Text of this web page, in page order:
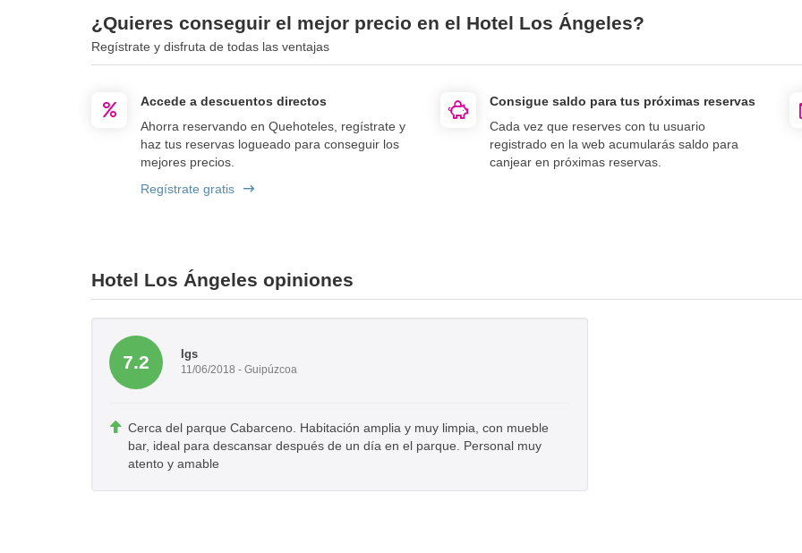
¿Quieres conseguir el mejor precio en el Hotel Los Ángeles?
Regístrate y disfruta de todas las ventajas
Accede a descuentos directos
Ahorra reservando en Quehoteles, regístrate y
haz tus reservas logueado para conseguir los
mejores precios.
Regístrate gratis
Consigue saldo para tus próximas reservas
Cada vez que reserves con tu usuario
registrado en la web acumularás saldo para
canjear en próximas reservas.
Hotel Los Ángeles opiniones
7.2 Igs
11/06/2018 - Guipúzcoa
Cerca del parque Cabarceno. Habitación amplia y muy limpia, con mueble
bar, ideal para descansar después de un día en el parque. Personal muy
atento y amable